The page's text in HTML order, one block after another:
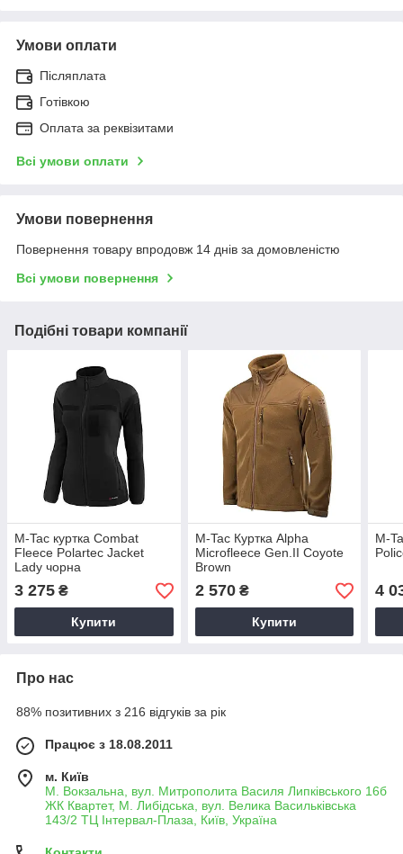
Умови оплати
Післяплата
Готівкою
Оплата за реквізитами
Всі умови оплати
Умови повернення
Повернення товару впродовж 14 днів за домовленістю
Всі умови повернення
Подібні товари компанії
M-Tac куртка Combat
Fleece Polartec Jacket
Lady чорна
3 275 ₴
Купити
M-Tac Куртка Alpha
Microfleece Gen.II Coyote
Brown
2 570₴
Купити
M-
4
Про нас
88% позитивних з 216 відгуків за рік
Працює з 18.08.2011
м. Київ
М. Вокзальна, вул. Митрополита Василя Липківського 16б
ЖК Квартет, М. Либідська, вул. Велика Васильківська
143/2 ТЦ Інтервал-Плаза, Київ, Україна